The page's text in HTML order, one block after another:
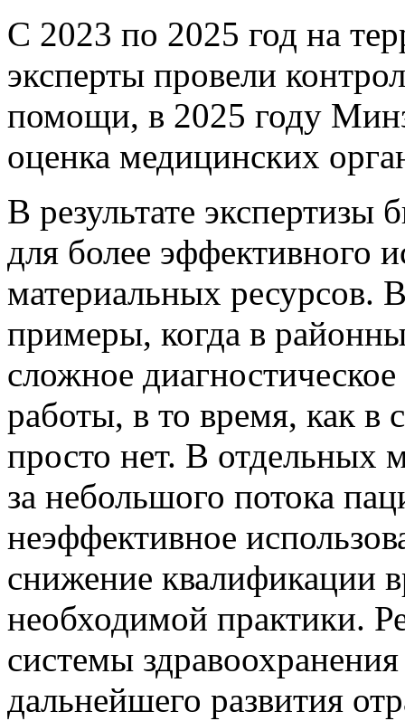
С 2023 по 2025 год на
эксперты провели
помощи, в 2025 году
оценка медицинских
В результате
для более эффективного
материальных ресурсов.
примеры, когда в
сложное
работы, в то время, как в
просто нет. В отдельных
за небольшого потока
неэффективное
снижение квалификации
необходимой практики.
системы
дальнейшего развития